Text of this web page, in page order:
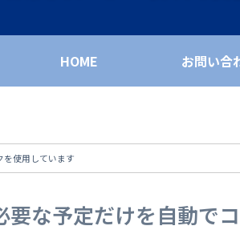
HOME お問い合
使用しています
要な予定だけを自動で